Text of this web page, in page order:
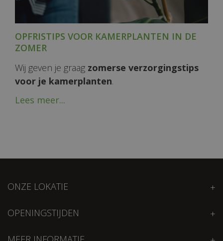
OPFRISTIPS VOOR KAMERPLANTEN IN DE
ZOMER
Wij geven je graag zomerse verzorgingstips
voor je kamerplanten.
Lees meer...
ONZE LOKATIE
OPENINGSTIJDEN